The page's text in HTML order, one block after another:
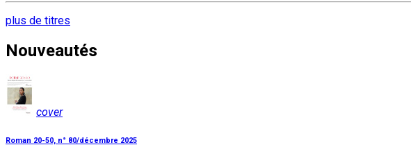
plus de titres
Nouveautés
cover
Roman 20-50, n° 80/décembre 2025